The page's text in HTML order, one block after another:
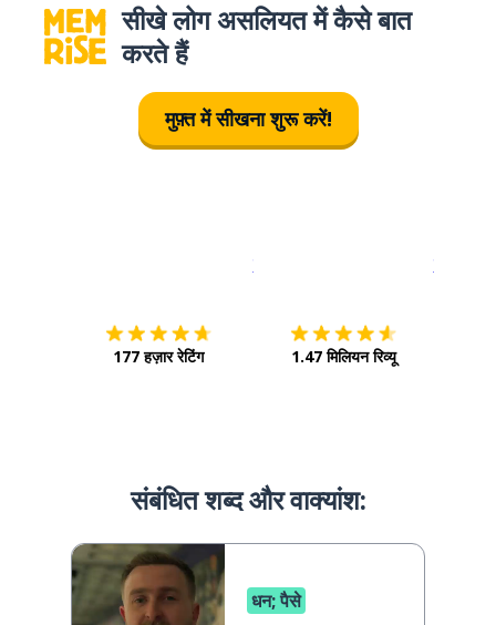
सीखे लोग असलियत में कैसे बात
करते हैं
मुफ़्त में सीखना शुरू करें!
इस पर डाउनलोड करें ऐप स्टोर
177 हज़ार रेटिंग
इसे चालू
1.47 मिलियन रिव्यू
संबंधित शब्द और वाक्‍यांश:
धन; पैसे